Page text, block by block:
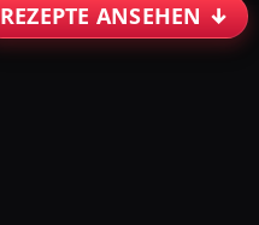
REZEPTE ANSEHEN ↓